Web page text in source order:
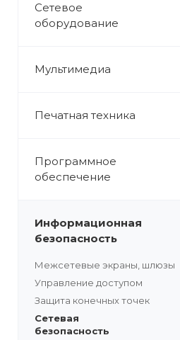
Сетевое
оборудование
Мультимедиа
Печатная техника
Программное
обеспечение
Информационная
безопасность
Межсетевые экраны, шлюзы
Управление доступом
Защита конечных точек
Сетевая
безопасность